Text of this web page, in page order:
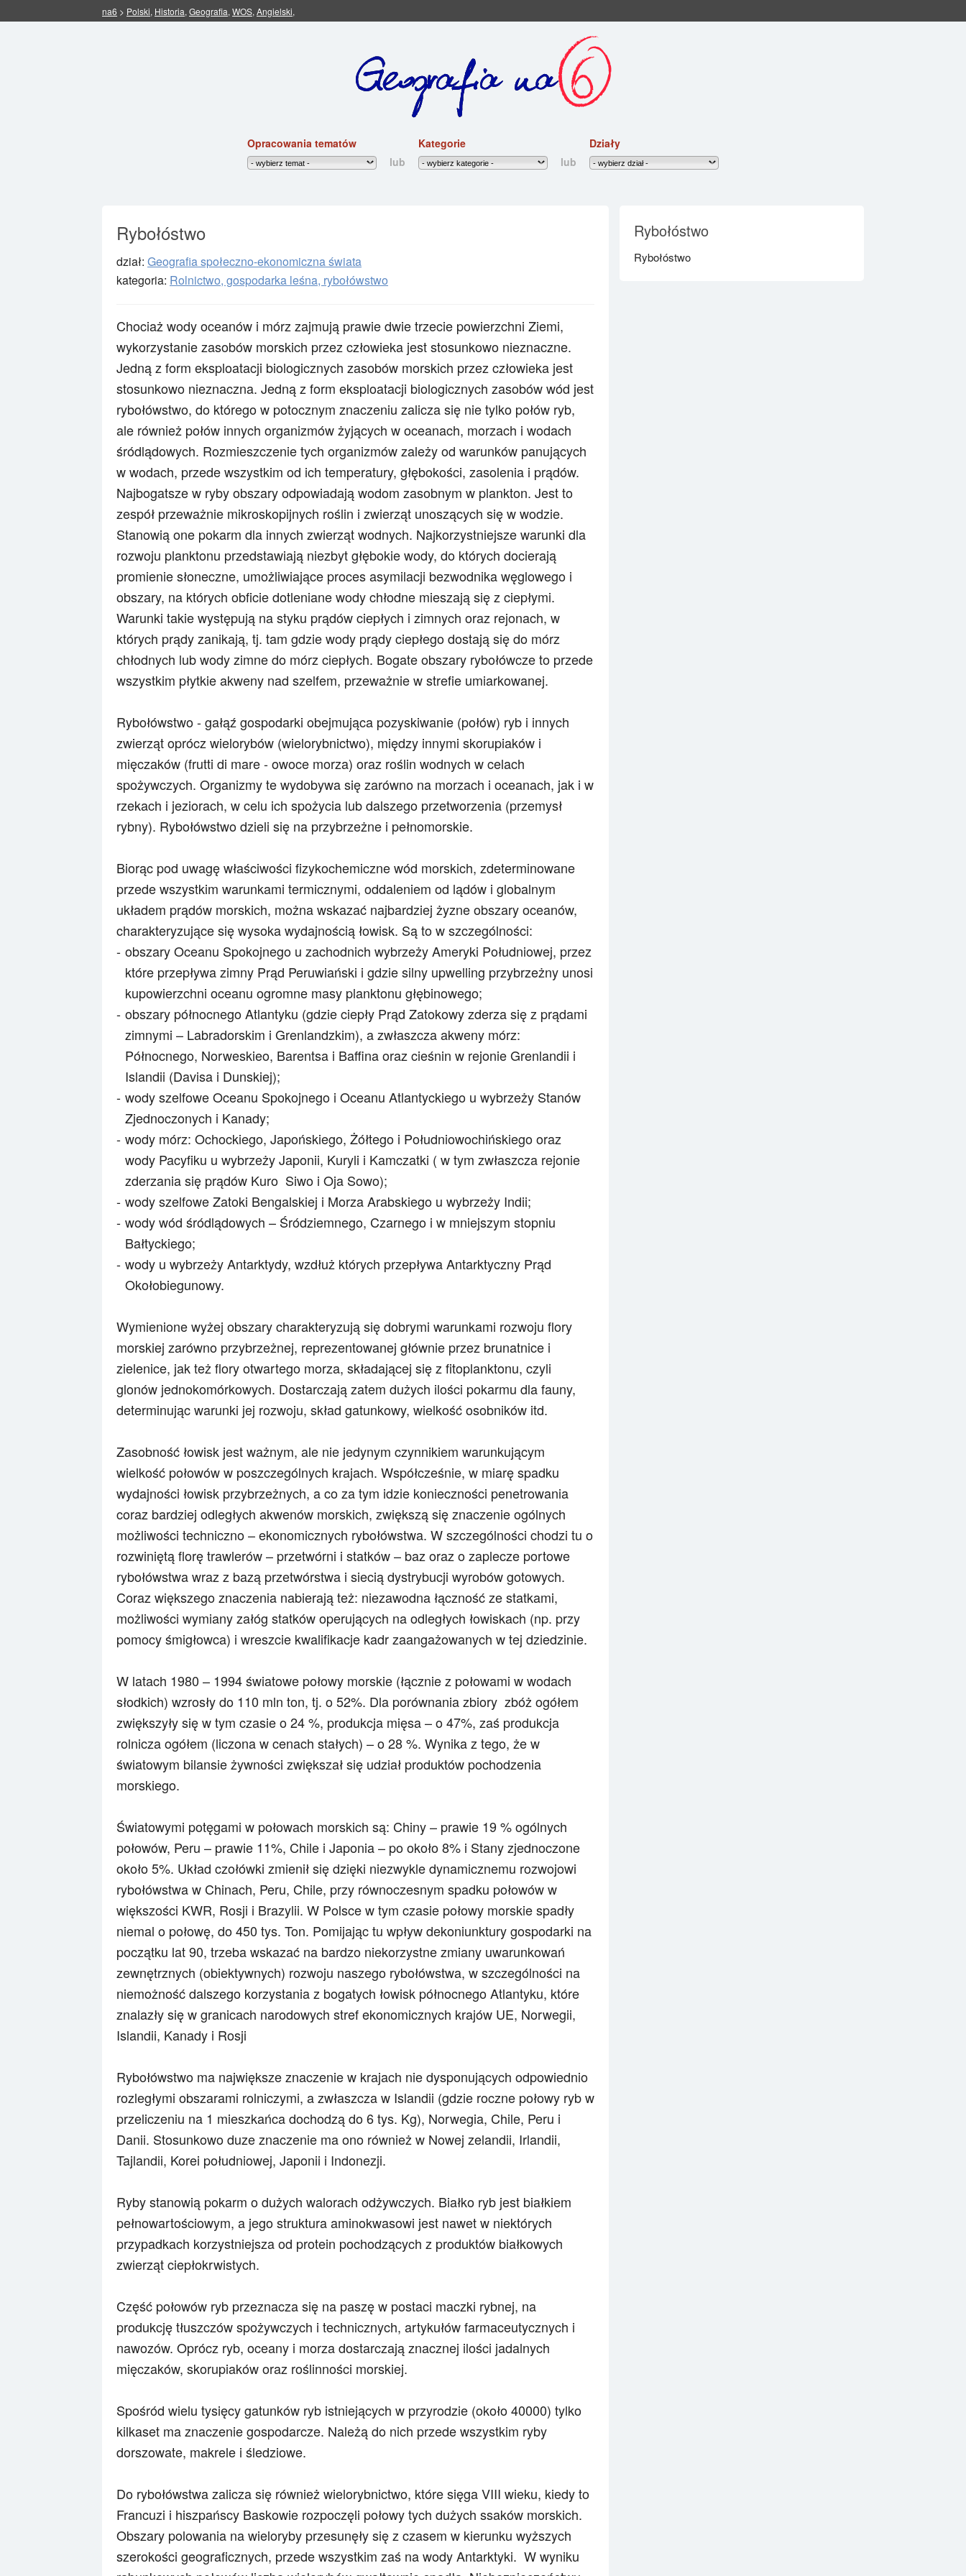
na6 > Polski, Historia, Geografia, WOS, Angielski,
Opracowania tematów
lub
Kategorie
lub
Działy
Rybołóstwo
dział: Geografia społeczno-ekonomiczna świata
kategoria: Rolnictwo, gospodarka leśna, rybołówstwo
Chociaż wody oceanów i mórz zajmują prawie dwie trzecie powierzchni Ziemi,
wykorzystanie zasobów morskich przez człowieka jest stosunkowo nieznaczne.
Jedną z form eksploatacji biologicznych zasobów morskich przez człowieka jest
stosunkowo nieznaczna. Jedną z form eksploatacji biologicznych zasobów wód jest
rybołówstwo, do którego w potocznym znaczeniu zalicza się nie tylko połów ryb,
ale również połów innych organizmów żyjących w oceanach, morzach i wodach
śródlądowych. Rozmieszczenie tych organizmów zależy od warunków panujących
w wodach, przede wszystkim od ich temperatury, głębokości, zasolenia i prądów.
Najbogatsze w ryby obszary odpowiadają wodom zasobnym w plankton. Jest to
zespół przeważnie mikroskopijnych roślin i zwierząt unoszących się w wodzie.
Stanowią one pokarm dla innych zwierząt wodnych. Najkorzystniejsze warunki dla
rozwoju planktonu przedstawiają niezbyt głębokie wody, do których docierają
promienie słoneczne, umożliwiające proces asymilacji bezwodnika węglowego i
obszary, na których obficie dotleniane wody chłodne mieszają się z ciepłymi.
Warunki takie występują na styku prądów ciepłych i zimnych oraz rejonach, w
których prądy zanikają, tj. tam gdzie wody prądy ciepłego dostają się do mórz
chłodnych lub wody zimne do mórz ciepłych. Bogate obszary rybołówcze to przede
wszystkim płytkie akweny nad szelfem, przeważnie w strefie umiarkowanej.
Rybołówstwo - gałąź gospodarki obejmująca pozyskiwanie (połów) ryb i innych
zwierząt oprócz wielorybów (wielorybnictwo), między innymi skorupiaków i
mięczaków (frutti di mare - owoce morza) oraz roślin wodnych w celach
spożywczych. Organizmy te wydobywa się zarówno na morzach i oceanach, jak i w
rzekach i jeziorach, w celu ich spożycia lub dalszego przetworzenia (przemysł
rybny). Rybołówstwo dzieli się na przybrzeżne i pełnomorskie.
Biorąc pod uwagę właściwości fizykochemiczne wód morskich, zdeterminowane
przede wszystkim warunkami termicznymi, oddaleniem od lądów i globalnym
układem prądów morskich, można wskazać najbardziej żyzne obszary oceanów,
charakteryzujące się wysoka wydajnością łowisk. Są to w szczególności:
obszary Oceanu Spokojnego u zachodnich wybrzeży Ameryki Południowej, przez
które przepływa zimny Prąd Peruwiański i gdzie silny upwelling przybrzeżny unosi
kupowierzchni oceanu ogromne masy planktonu głębinowego;
obszary północnego Atlantyku (gdzie ciepły Prąd Zatokowy zderza się z prądami
zimnymi – Labradorskim i Grenlandzkim), a zwłaszcza akweny mórz:
Północnego, Norweskieo, Barentsa i Baffina oraz cieśnin w rejonie Grenlandii i
Islandii (Davisa i Dunskiej);
wody szelfowe Oceanu Spokojnego i Oceanu Atlantyckiego u wybrzeży Stanów
Zjednoczonych i Kanady;
wody mórz: Ochockiego, Japońskiego, Żółtego i Południowochińskiego oraz
wody Pacyfiku u wybrzeży Japonii, Kuryli i Kamczatki ( w tym zwłaszcza rejonie
zderzania się prądów Kuro Siwo i Oja Sowo);
wody szelfowe Zatoki Bengalskiej i Morza Arabskiego u wybrzeży Indii;
wody wód śródlądowych – Śródziemnego, Czarnego i w mniejszym stopniu
Bałtyckiego;
wody u wybrzeży Antarktydy, wzdłuż których przepływa Antarktyczny Prąd
Okołobiegunowy.
Wymienione wyżej obszary charakteryzują się dobrymi warunkami rozwoju flory
morskiej zarówno przybrzeżnej, reprezentowanej głównie przez brunatnice i
zielenice, jak też flory otwartego morza, składającej się z fitoplanktonu, czyli
glonów jednokomórkowych. Dostarczają zatem dużych ilości pokarmu dla fauny,
determinując warunki jej rozwoju, skład gatunkowy, wielkość osobników itd.
Zasobność łowisk jest ważnym, ale nie jedynym czynnikiem warunkującym
wielkość połowów w poszczególnych krajach. Współcześnie, w miarę spadku
wydajności łowisk przybrzeżnych, a co za tym idzie konieczności penetrowania
coraz bardziej odległych akwenów morskich, zwiększą się znaczenie ogólnych
możliwości techniczno – ekonomicznych rybołówstwa. W szczególności chodzi tu o
rozwiniętą florę trawlerów – przetwórni i statków – baz oraz o zaplecze portowe
rybołówstwa wraz z bazą przetwórstwa i siecią dystrybucji wyrobów gotowych.
Coraz większego znaczenia nabierają też: niezawodna łączność ze statkami,
możliwości wymiany załóg statków operujących na odległych łowiskach (np. przy
pomocy śmigłowca) i wreszcie kwalifikacje kadr zaangażowanych w tej dziedzinie.
W latach 1980 – 1994 światowe połowy morskie (łącznie z połowami w wodach
słodkich) wzrosły do 110 mln ton, tj. o 52%. Dla porównania zbiory zbóż ogółem
zwiększyły się w tym czasie o 24 %, produkcja mięsa – o 47%, zaś produkcja
rolnicza ogółem (liczona w cenach stałych) – o 28 %. Wynika z tego, że w
światowym bilansie żywności zwiększał się udział produktów pochodzenia
morskiego.
Światowymi potęgami w połowach morskich są: Chiny – prawie 19 % ogólnych
połowów, Peru – prawie 11%, Chile i Japonia – po około 8% i Stany zjednoczone
około 5%. Układ czołówki zmienił się dzięki niezwykle dynamicznemu rozwojowi
rybołówstwa w Chinach, Peru, Chile, przy równoczesnym spadku połowów w
większości KWR, Rosji i Brazylii. W Polsce w tym czasie połowy morskie spadły
niemal o połowę, do 450 tys. Ton. Pomijając tu wpływ dekoniunktury gospodarki na
początku lat 90, trzeba wskazać na bardzo niekorzystne zmiany uwarunkowań
zewnętrznych (obiektywnych) rozwoju naszego rybołówstwa, w szczególności na
niemożność dalszego korzystania z bogatych łowisk północnego Atlantyku, które
znalazły się w granicach narodowych stref ekonomicznych krajów UE, Norwegii,
Islandii, Kanady i Rosji
Rybołówstwo ma największe znaczenie w krajach nie dysponujących odpowiednio
rozległymi obszarami rolniczymi, a zwłaszcza w Islandii (gdzie roczne połowy ryb w
przeliczeniu na 1 mieszkańca dochodzą do 6 tys. Kg), Norwegia, Chile, Peru i
Danii. Stosunkowo duze znaczenie ma ono również w Nowej zelandii, Irlandii,
Tajlandii, Korei południowej, Japonii i Indonezji.
Ryby stanowią pokarm o dużych walorach odżywczych. Białko ryb jest białkiem
pełnowartościowym, a jego struktura aminokwasowi jest nawet w niektórych
przypadkach korzystniejsza od protein pochodzących z produktów białkowych
zwierząt ciepłokrwistych.
Część połowów ryb przeznacza się na paszę w postaci maczki rybnej, na
produkcję tłuszczów spożywczych i technicznych, artykułów farmaceutycznych i
nawozów. Oprócz ryb, oceany i morza dostarczają znacznej ilości jadalnych
mięczaków, skorupiaków oraz roślinności morskiej.
Spośród wielu tysięcy gatunków ryb istniejących w przyrodzie (około 40000) tylko
kilkaset ma znaczenie gospodarcze. Należą do nich przede wszystkim ryby
dorszowate, makrele i śledziowe.
Do rybołówstwa zalicza się również wielorybnictwo, które sięga VIII wieku, kiedy to
Francuzi i hiszpańscy Baskowie rozpoczęli połowy tych dużych ssaków morskich.
Obszary polowania na wieloryby przesunęły się z czasem w kierunku wyższych
szerokości geograficznych, przede wszystkim zaś na wody Antarktyki. W wyniku
Rybołóstwo
Rybołóstwo